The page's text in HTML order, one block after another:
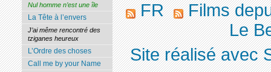
Nul homme n’est une île
La Tête à l’envers
J’ai même rencontré des
tziganes heureux
L’Ordre des choses
Call me by your Name
FR
Films
Le
Site réalisé avec